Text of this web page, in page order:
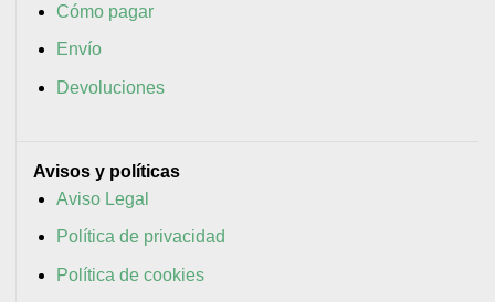
Cómo pagar
Envío
Devoluciones
Avisos y políticas
Aviso Legal
Política de privacidad
Política de cookies